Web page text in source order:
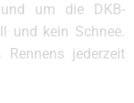
um die DKB-
und kein Schnee.
jederzeit